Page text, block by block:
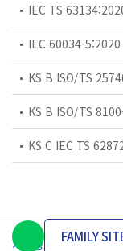
개인정보처리방침
FAMILY